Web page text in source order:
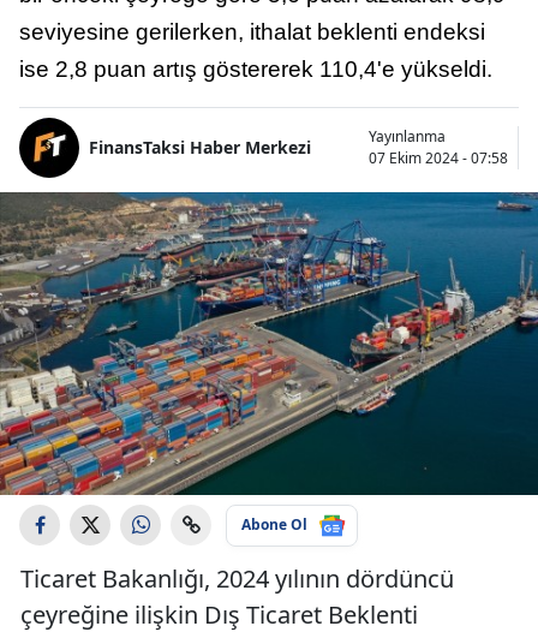
seviyesine gerilerken, ithalat beklenti endeksi
ise 2,8 puan artış göstererek 110,4'e yükseldi.
FinansTaksi Haber Merkezi
Yayınlanma
07 Ekim 2024 - 07:58
Abone Ol
Ticaret Bakanlığı, 2024 yılının dördüncü
çeyreğine ilişkin Dış Ticaret Beklenti